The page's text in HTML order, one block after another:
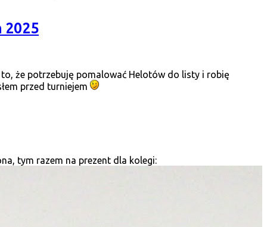
2025
że potrzebuję pomalować Helotów do listy i robię
przed turniejem
tym razem na prezent dla kolegi: